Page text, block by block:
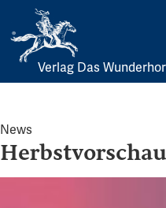
Skip
content
Verlag Das
News